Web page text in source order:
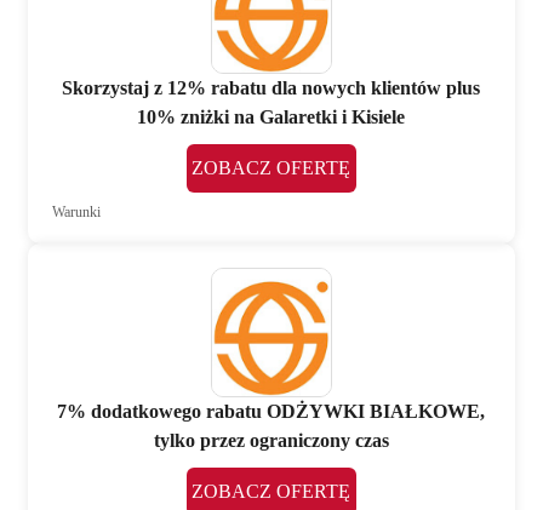
Skorzystaj z 12% rabatu dla nowych klientów plus
10% zniżki na Galaretki i Kisiele
ZOBACZ OFERTĘ
Warunki
7% dodatkowego rabatu ODŻYWKI BIAŁKOWE,
tylko przez ograniczony czas
ZOBACZ OFERTĘ